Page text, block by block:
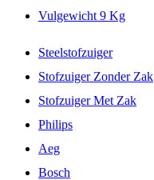
Vulgewicht 9 Kg
Steelstofzuiger
Stofzuiger Zonder Zak
Stofzuiger Met Zak
Philips
Aeg
Bosch